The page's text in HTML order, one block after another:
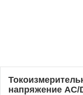
напряжение AC/